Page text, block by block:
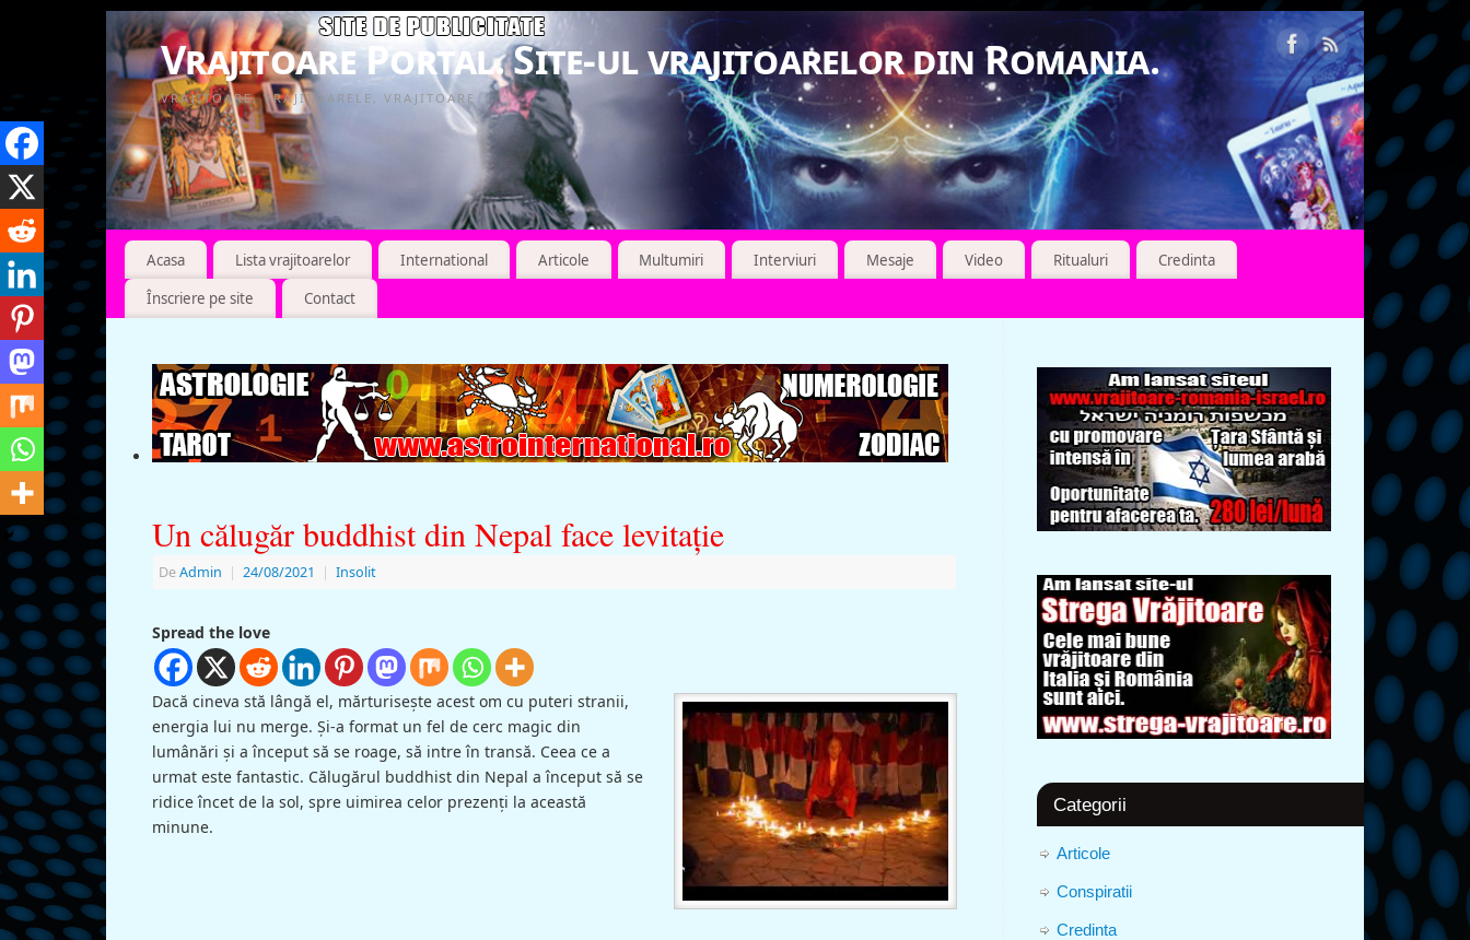
Vrajitoare Portal. Site-ul vrajitoarelor din Romania.
VRAJITOARE, VRAJITOARELE, VRAJITOARE
Acasa Lista vrajitoarelor International Articole Multumiri Interviuri Mesaje Video Ritualuri
Credinta
Înscriere pe site
Contact
Un călugăr buddhist din Nepal face levitaţie
DeAdmin | 24/08/2021 | Insolit
Spread the love
Dacă cineva stă lângă el, mărturiseşte acest om cu puteri stranii,
energia lui nu merge. Şi-a format un fel de cerc magic din
lumânări şi a început să se roage, să intre în transă. Ceea ce a
urmat este fantastic. Călugărul buddhist din Nepal a început să se
ridice încet de la sol, spre uimirea celor prezenţi la această
minune.
Categorii
Articole
Conspiratii
Credinta